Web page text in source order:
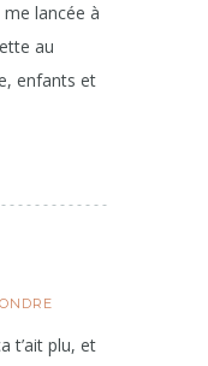
lancée à
au
enfants et
t’ait plu, et